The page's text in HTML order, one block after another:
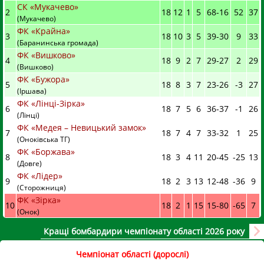
2 СК «Мукачево»
(Мукачево)
18 12 1 5 68-16 52 37
3 ФК «Крайна»
(Баранинська громада)
18 10 3 5 39-30 9 33
4 ФК «Вишково»
(Вишково)
18 9 2 7 29-27 2 29
5 ФК «Бужора»
(Іршава)
18 8 3 7 23-26 -3 27
6 ФК «Лінці-Зірка»
(Лінці)
18 7 5 6 36-37 -1 26
7 ФК «Медея – Невицький замок»
(Оноківська ТГ)
18 7 4 7 33-32 1 25
8 ФК «Боржава»
(Довге)
18 3 4 11 20-45 -25 13
9 ФК «Лідер»
(Сторожниця)
18 2 3 13 12-48 -36 9
10 ФК «Зірка»
(Онок)
18 2 1 15 15-80 -65 7
Кращі бомбардири чемпіонату області 2026 року
Чемпіонат області (дорослі)